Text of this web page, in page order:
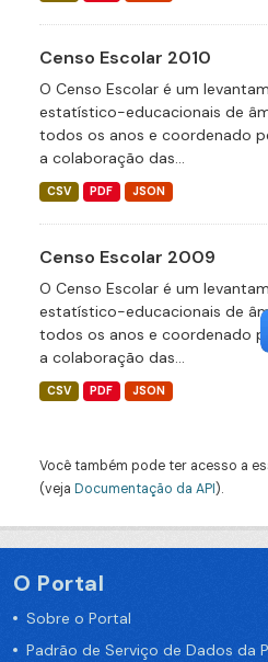
Censo Escolar 2010
O Censo Escolar é um
estatístico-educacionais de
todos os anos e coordenado
a colaboração das...
CSV PDF JSON
Censo Escolar 2009
O Censo Escolar é um
estatístico-educacionais de
todos os anos e coordenado
a colaboração das...
CSV PDF JSON
Você também pode ter acesso a
(veja Documentação da API).
O Portal
Sobre o Portal
Padrão de Serviço de Dados da